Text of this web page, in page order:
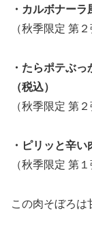
・カルボナー
（秋季限定 第２
・たらポテぶ
（税込）
（秋季限定 第２
・ピリッと辛
（秋季限定 第１
この肉そぼろは